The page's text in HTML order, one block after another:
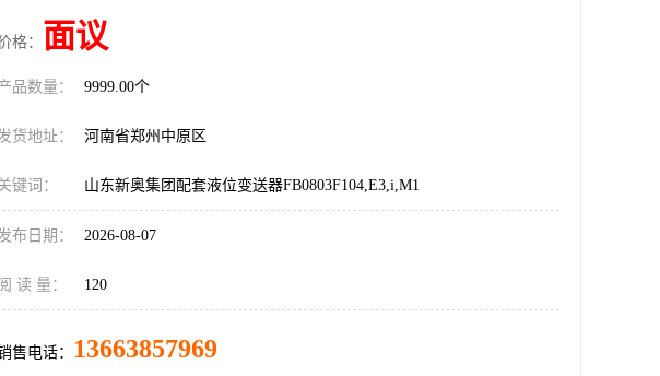
格： 面议
品数量： 9999.00个
货地址： 河南省郑州中原区
键词： 山东新奥集团配套液位变送器FB0803F104,E3,i,M1
布日期： 2026-08-07
读 量： 120
售电话： 13663857969